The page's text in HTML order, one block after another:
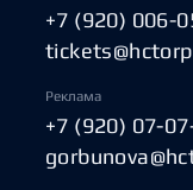
+7 (920) 006-
Реклама
+7 (920) 07-